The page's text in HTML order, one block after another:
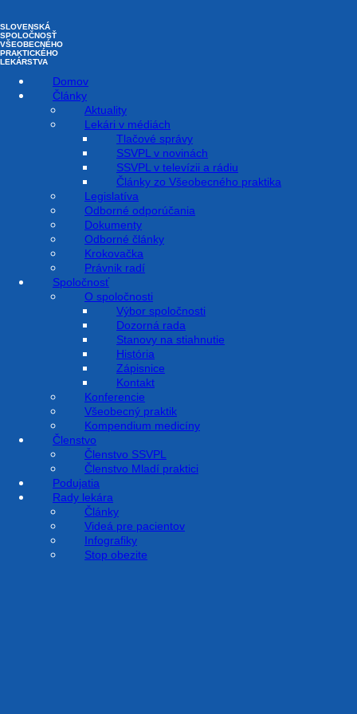
SLOVENSKÁ
SPOLOČNOSŤ
VŠEOBECNÉHO
PRAKTICKÉHO
LEKÁRSTVA
Domov
Články
Aktuality
Lekári v médiách
Tlačové správy
SSVPL v novinách
SSVPL v televízii a rádiu
Články zo Všeobecného praktika
Legislatíva
Odborné odporúčania
Dokumenty
Odborné články
Krokovačka
Právnik radí
Spoločnosť
O spoločnosti
Výbor spoločnosti
Dozorná rada
Stanovy na stiahnutie
História
Zápisnice
Kontakt
Konferencie
Všeobecný praktik
Kompendium medicíny
Členstvo
Členstvo SSVPL
Členstvo Mladí praktici
Podujatia
Rady lekára
Články
Videá pre pacientov
Infografiky
Stop obezite
Dá sa spätne preukázať
poučenie a súhlas pacienta a
nezblázniť sa pri tom z
administratívy?
18. Júla 2022
AKTUALITY
Informovaný súhlas pacienta – pre mnohých lekárov strašiak.
Je však základným predpokladom pre realizáciu zdravotného
výkonu pacientovi.
Lekári ho od pacientov získavajú rôznymi spôsobmi. Či už ide
o podpis lekárskej správy alebo len o jednoduchý zápis do
zdravotnej dokumentácie pacienta.
Postačujú však takéto spôsoby získania informovaného
súhlasu od pacienta pre zabezpečenie účinnej ochrany lekára?
Je možné získať informovaný súhlas od pacienta, ktorý bude
riadne spätne preukázateľný a nebude lekárov administratívne
príliš zaťažovať?
ČÍTAJTE VIAC KLIKNUTÍM SEM.